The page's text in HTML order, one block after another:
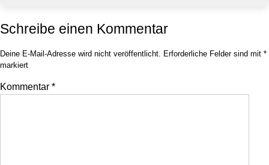
Schreibe einen Kommentar
Deine E-Mail-Adresse wird nicht veröffentlicht. Erforderliche Felder sind mit *
markiert
Kommentar *